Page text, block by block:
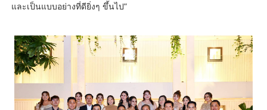
และเป็นแบบอย่างที่ดียิ่งๆ ขึ้นไป”